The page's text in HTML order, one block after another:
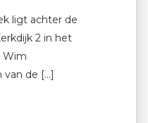
ligt achter de
2 in het
Wim
van de […]